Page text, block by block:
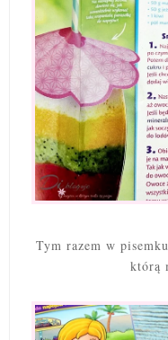
Tym razem w
którą